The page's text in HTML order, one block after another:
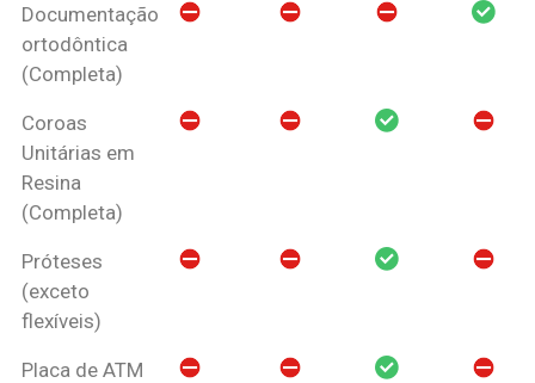
Documentação
ortodôntica
(Completa)
Coroas
Unitárias em
Resina
(Completa)
Próteses
(exceto
flexíveis)
Placa de ATM